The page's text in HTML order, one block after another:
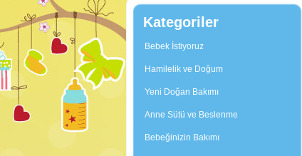
Kategoriler
Bebek İstiyoruz
Hamilelik ve Doğum
Yeni Doğan Bakımı
Anne Sütü ve Beslenme
Bebeğinizin Bakımı